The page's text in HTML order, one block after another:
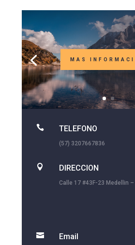
MAS
 TELEFONO
(57) 3207667836
 DIRECCION
Calle 17 #43F-23 Medellin
 Email